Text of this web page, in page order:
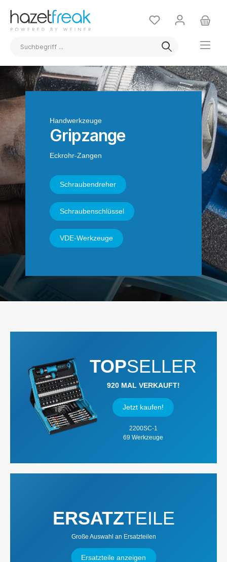
Handwerkzeuge
Gripzange
Eckrohr-Zangen
Schraubendreher
Schraubenschlüssel
VDE-Werkzeuge
TOPSELLER
920 MAL VERKAUFT!
Jetzt kaufen!
2200SC-1
69 Werkzeuge
ERSATZTEILE
Große Auswahl an Ersatzteilen
Ersatzteile anzeigen